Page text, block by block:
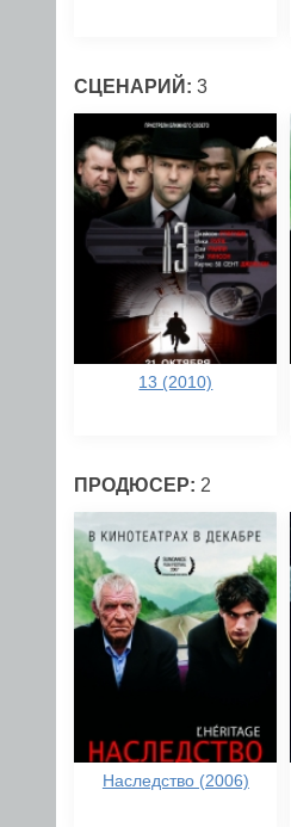
СЦЕНАРИЙ: 3
13 (2010)
ПРОДЮСЕР: 2
Наследство (2006)